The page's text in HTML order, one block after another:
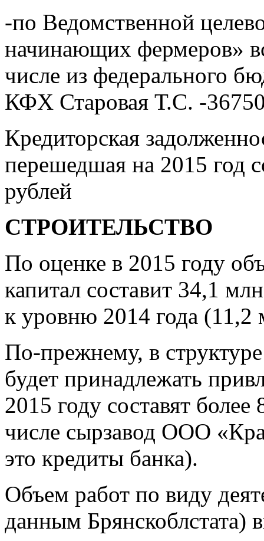
-по Ведомственной
начинающих фермеров»
числе из федерального
КФХ Старовая Т.С. -
Кредиторская
перешедшая на 2015 год
рублей
СТРОИТЕЛЬСТВО
По оценке в 2015 году
капитал составит 34,1
к уровню 2014 года (11,2
По-прежнему, в
будет принадлежать
2015 году составят
числе сырзавод ООО
это кредиты банка).
Объем работ по виду
данным